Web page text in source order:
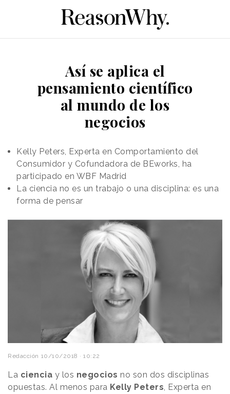
Así se aplica el
pensamiento científico
al mundo de los
negocios
Kelly Peters, Experta en Comportamiento del
Consumidor y Cofundadora de BEworks, ha
participado en WBF Madrid
La ciencia no es un trabajo o una disciplina: es una
forma de pensar
Redacción 10/10/2018 · 10:22
La ciencia y los negocios no son dos disciplinas
opuestas. Al menos para Kelly Peters, Experta en